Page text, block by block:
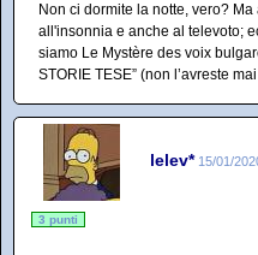
Non ci dormite la notte, vero?
all'insonnia e anche al televoto;
siamo Le Mystère des voix
STORIE TESE” (non l’avreste
lelev* 15/01/
3 punti